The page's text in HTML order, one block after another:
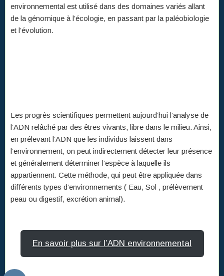
environnemental est utilisé dans des domaines variés allant
de la génomique à l’écologie, en passant par la paléobiologie
et l’évolution.
Les progrès scientifiques permettent aujourd’hui l’analyse de
l’ADN relâché par des êtres vivants, libre dans le milieu. Ainsi,
en prélevant l’ADN que les individus laissent dans
l’environnement, on peut indirectement détecter leur présence
et généralement déterminer l’espèce à laquelle ils
appartiennent. Cette méthode, qui peut être appliquée dans
différents types d’environnements ( Eau, Sol , prélèvement
peau ou digestif, excrétion animal).
En savoir plus sur l’ADN environnemental